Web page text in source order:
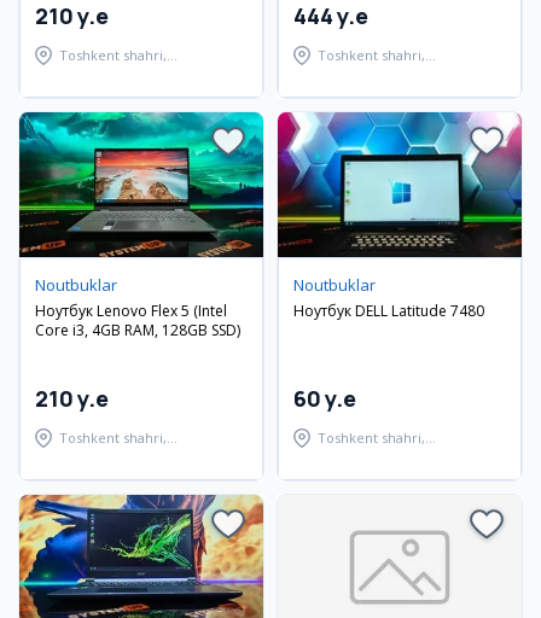
210 y.e
Toshkent shahri,
444 y.e
Toshkent shahri,
Noutbuklar
Ноутбук Lenovo Flex 5 (Intel
Core i3, 4GB RAM, 128GB SSD)
210 y.e
Toshkent shahri,
Noutbuklar
Ноутбук DELL Latitude 7480
60 y.e
Toshkent shahri,